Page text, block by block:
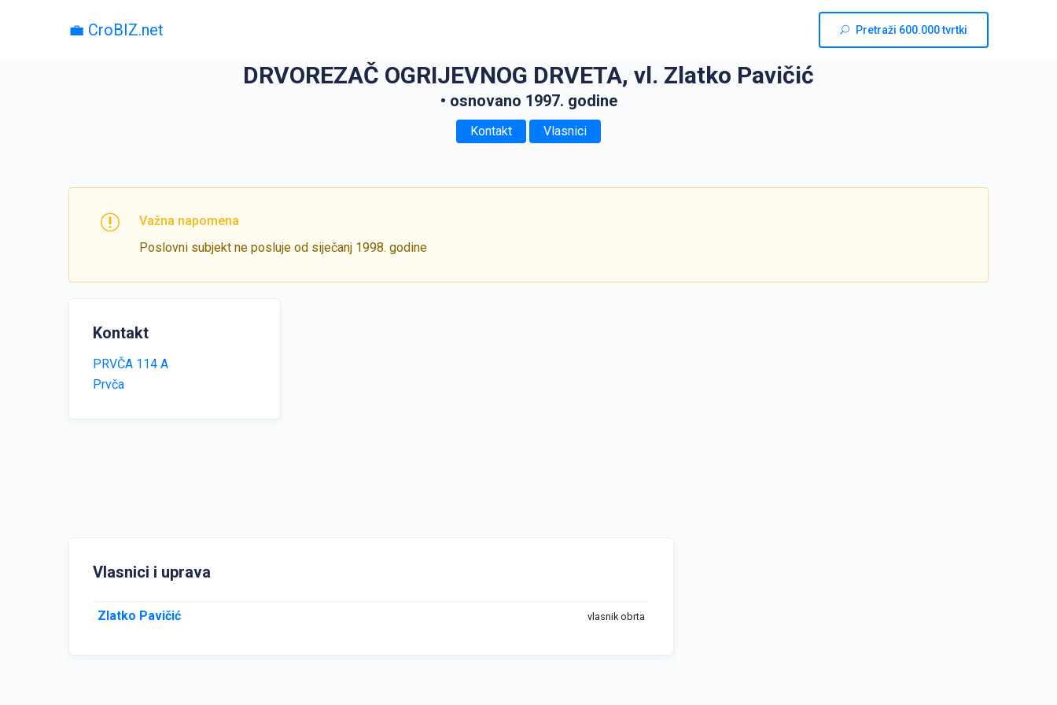
💼 CroBIZ.net Pretraži 600.000 tvrtki
DRVOREZAČ OGRIJEVNOG DRVETA, vl. Zlatko Pavičić
• osnovano 1997. godine
Kontakt Vlasnici
Važna napomena
Poslovni subjekt ne posluje od siječanj 1998. godine
Kontakt
PRVČA 114 A
Prvča
Vlasnici i uprava
Zlatko Pavičić vlasnik obrta